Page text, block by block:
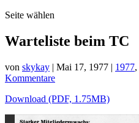
Seite wählen
Warteliste beim TC
von skykay | Mai 17, 1977 | 1977,
Kommentare
Download (PDF, 1.75MB)